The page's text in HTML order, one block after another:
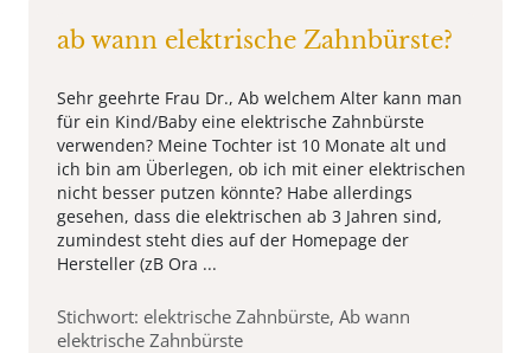
ab wann elektrische Zahnbürste?
Sehr geehrte Frau Dr., Ab welchem Alter kann man
für ein Kind/Baby eine elektrische Zahnbürste
verwenden? Meine Tochter ist 10 Monate alt und
ich bin am Überlegen, ob ich mit einer elektrischen
nicht besser putzen könnte? Habe allerdings
gesehen, dass die elektrischen ab 3 Jahren sind,
zumindest steht dies auf der Homepage der
Hersteller (zB Ora ...
Stichwort: elektrische Zahnbürste, Ab wann
elektrische Zahnbürste